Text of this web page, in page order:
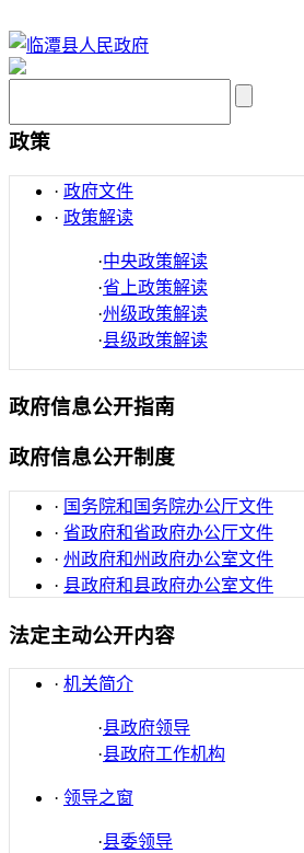
政策
· 政府文件
· 政策解读
·中央政策解读
·省上政策解读
·州级政策解读
·县级政策解读
政府信息公开指南
政府信息公开制度
· 国务院和国务院办公厅文件
· 省政府和省政府办公厅文件
· 州政府和州政府办公室文件
· 县政府和县政府办公室文件
法定主动公开内容
· 机关简介
·县政府领导
·县政府工作机构
· 领导之窗
·县委领导